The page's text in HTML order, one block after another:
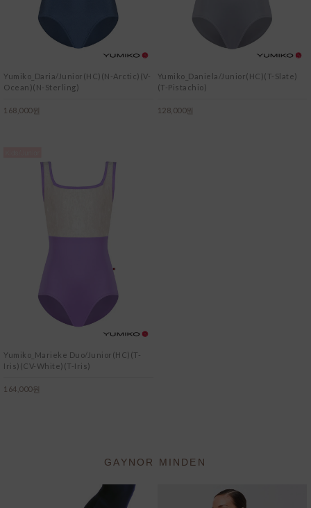
Yumiko_Daria/Junior(HC)(N-Arctic)(V-
Ocean)(N-Sterling)
168,000원
Yumiko_Daniela/Junior(HC)(T-Slate)
(T-Pistachio)
128,000원
Yumiko_Marieke Duo/Junior(HC)(T-
Iris)(CV-White)(T-Iris)
164,000원
GAYNOR MINDEN